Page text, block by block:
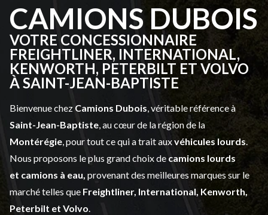
CAMIONS DUBOIS
VOTRE CONCESSIONNAIRE
FREIGHTLINER, INTERNATIONAL,
KENWORTH, PETERBILT ET VOLVO
À SAINT-JEAN-BAPTISTE
Bienvenue chez Camions Dubois , véritable référence à
Saint-Jean-Baptiste , au cœur de la région de la
Montérégie , pour tout ce qui a trait auxvéhicules lourds
Nous proposons le plus grand choix de camions lourds
et camions à eau, provenant des meilleures marques sur le
marché telles que Freightliner, International, Kenworth,
Peterbilt et Volvo